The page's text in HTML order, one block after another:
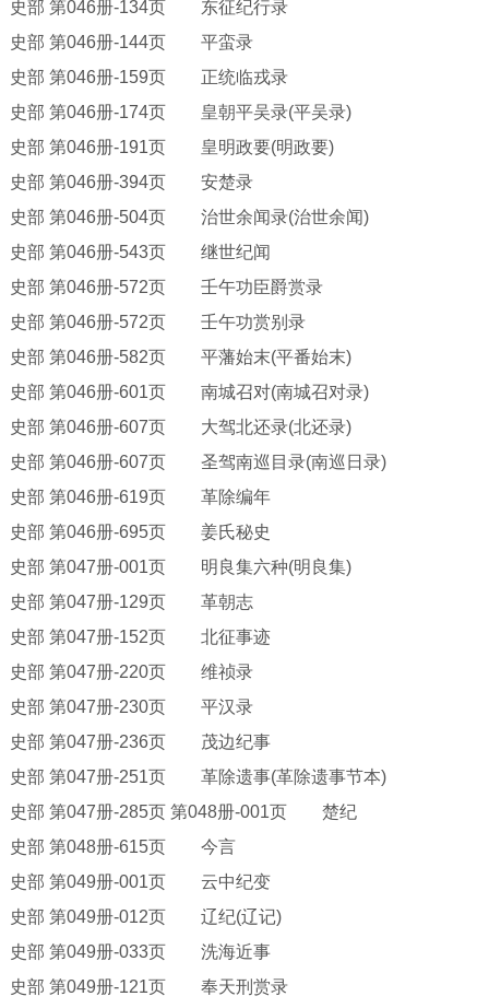
史部 第046册-134页 东征纪行录
史部 第046册-144页 平蛮录
史部 第046册-159页 正统临戎录
史部 第046册-174页 皇朝平吴录(平吴录)
史部 第046册-191页 皇明政要(明政要)
史部 第046册-394页 安楚录
史部 第046册-504页 治世余闻录(治世余闻)
史部 第046册-543页 继世纪闻
史部 第046册-572页 壬午功臣爵赏录
史部 第046册-572页 壬午功赏别录
史部 第046册-582页 平藩始末(平番始末)
史部 第046册-601页 南城召对(南城召对录)
史部 第046册-607页 大驾北还录(北还录)
史部 第046册-607页 圣驾南巡目录(南巡日录)
史部 第046册-619页 革除编年
史部 第046册-695页 姜氏秘史
史部 第047册-001页 明良集六种(明良集)
史部 第047册-129页 革朝志
史部 第047册-152页 北征事迹
史部 第047册-220页 维祯录
史部 第047册-230页 平汉录
史部 第047册-236页 茂边纪事
史部 第047册-251页 革除遗事(革除遗事节本)
史部 第047册-285页 第048册-001页 楚纪
史部 第048册-615页 今言
史部 第049册-001页 云中纪变
史部 第049册-012页 辽纪(辽记)
史部 第049册-033页 洗海近事
史部 第049册-121页 奉天刑赏录